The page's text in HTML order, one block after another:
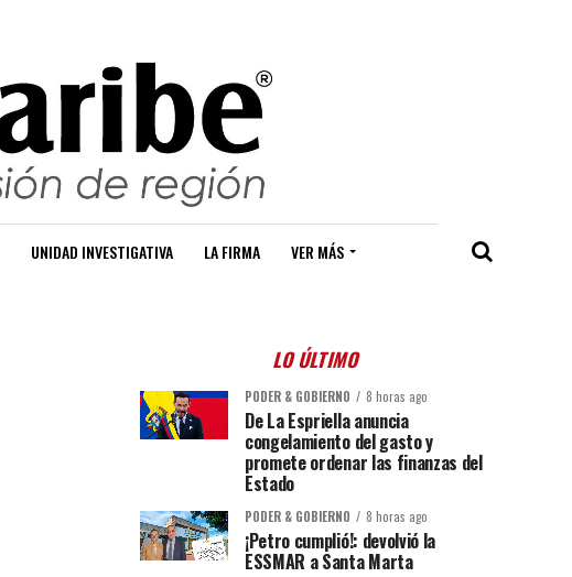
UNIDAD INVESTIGATIVA LA FIRMA VER MÁS
LO ÚLTIMO
PODER & GOBIERNO 8 horas ago
De La Espriella anuncia
congelamiento del gasto y
promete ordenar las finanzas del
Estado
PODER & GOBIERNO 8 horas ago
¡Petro cumplió!: devolvió la
ESSMAR a Santa Marta